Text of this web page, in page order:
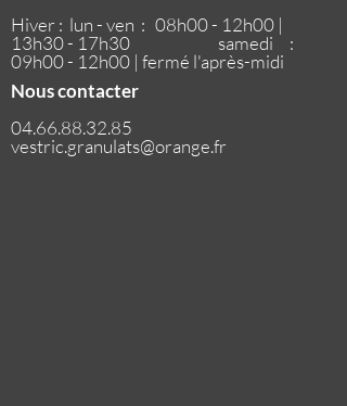
Hiver : lun - ven : 08h00 - 12h00 |
13h30 - 17h30 samedi :
09h00 - 12h00 | fermé l'après-midi
Nous contacter
04.66.88.32.85
vestric.granulats@orange.fr